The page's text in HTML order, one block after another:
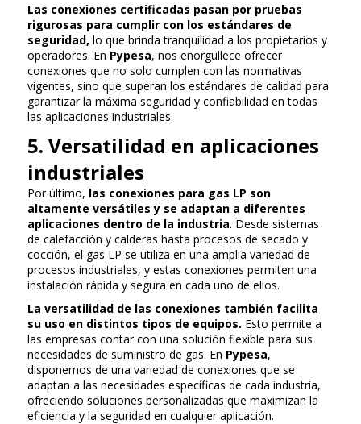
Las conexiones certificadas pasan por pruebas
rigurosas para cumplir con los estándares de
seguridad, lo que brinda tranquilidad a los propietarios y
operadores. En Pypesa, nos enorgullece ofrecer
conexiones que no solo cumplen con las normativas
vigentes, sino que superan los estándares de calidad para
garantizar la máxima seguridad y confiabilidad en todas
las aplicaciones industriales.
5. Versatilidad en aplicaciones
industriales
Por último, las conexiones para gas LP son
altamente versátiles y se adaptan a diferentes
aplicaciones dentro de la industria. Desde sistemas
de calefacción y calderas hasta procesos de secado y
cocción, el gas LP se utiliza en una amplia variedad de
procesos industriales, y estas conexiones permiten una
instalación rápida y segura en cada uno de ellos.
La versatilidad de las conexiones también facilita
su uso en distintos tipos de equipos. Esto permite a
las empresas contar con una solución flexible para sus
necesidades de suministro de gas. En Pypesa,
disponemos de una variedad de conexiones que se
adaptan a las necesidades específicas de cada industria,
ofreciendo soluciones personalizadas que maximizan la
eficiencia y la seguridad en cualquier aplicación.